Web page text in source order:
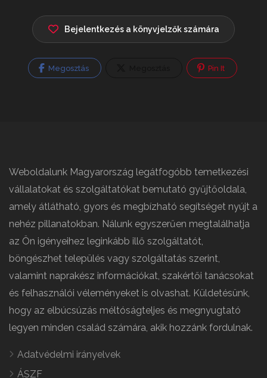
Bejelentkezés a könyvjelzők számára
Megosztás Pin It
Weboldalunk Magyarország legátfogóbb temetkezési
vállalatokat és szolgáltatókat bemutató gyűjtőoldala,
amely átlátható, gyors és megbízható segítséget nyújt a
nehéz pillanatokban. Nálunk egyszerűen megtalálhatja
az Ön igényeihez leginkább illő szolgáltatót,
böngészhet település vagy szolgáltatás szerint,
valamint naprakész információkat, szakértői tanácsokat
és felhasználói véleményeket is olvashat. Küldetésünk,
hogy az elbúcsúzás méltóságteljes és megnyugtató
legyen minden család számára, akik hozzánk fordulnak.
Adatvédelmi irányelvek
ÁSZF